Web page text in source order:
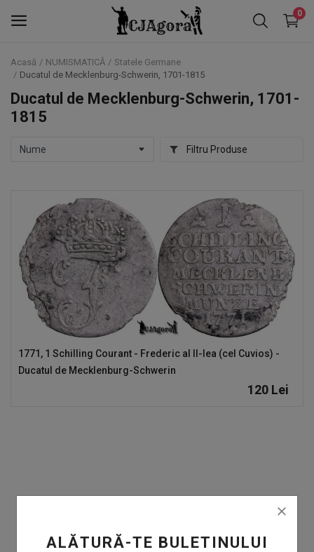
0
NUMISMATICĂ
FALERISTICĂ
Favorite
Contact
Blog
Autentificare
Înregistrare
RON (Lei)
ALĂTURĂ-TE BULETINULUI
Acasă NUMISMATICĂ
Statele Germane
Ducatul de Mecklenburg-Schwerin, 1701-1815
Ducatul de Mecklenburg-Schwerin, 1701-
1815
Filtru Produse
1771, 1 Schilling Courant - Frederic al II-lea (cel Cuvios) -
Ducatul de Mecklenburg-Schwerin
120 Lei